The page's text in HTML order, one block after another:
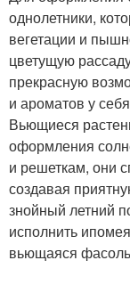
однолетники,
вегетации и
цветущую
прекрасную
и ароматов у
Вьющиеся
оформления
и решеткам, они
создавая
знойный летний
исполнить
вьющаяся